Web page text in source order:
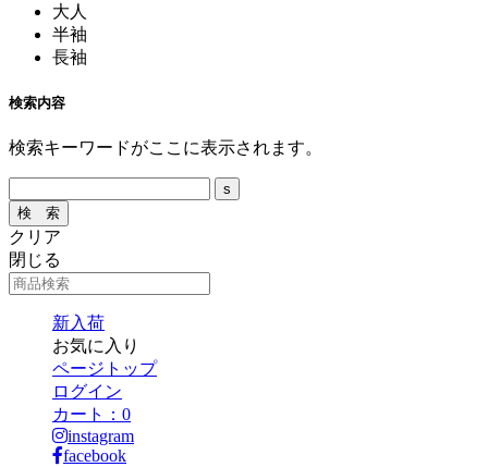
大人
半袖
長袖
検索内容
検索キーワードがここに表示されます。
クリア
閉じる
新入荷
お気に入り
ページトップ
ログイン
カート： 0
instagram
facebook